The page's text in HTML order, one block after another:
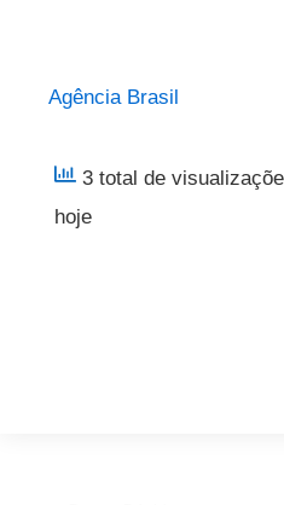
Agência Brasil
3 total de
hoje